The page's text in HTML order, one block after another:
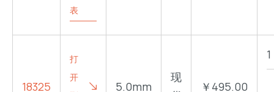
表
18325
打
开
5.0mm
现
￥495.00